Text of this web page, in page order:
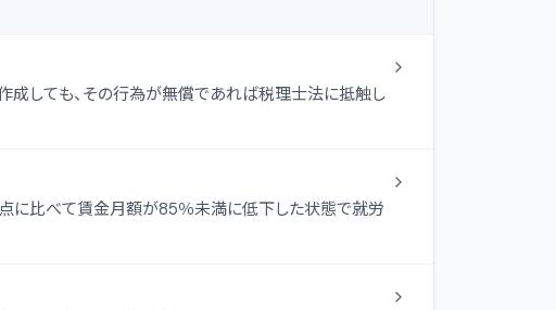
成しても、その行為が無償であれば税理士法に抵触し
に比べて賃金月額が85％未満に低下した状態で就労